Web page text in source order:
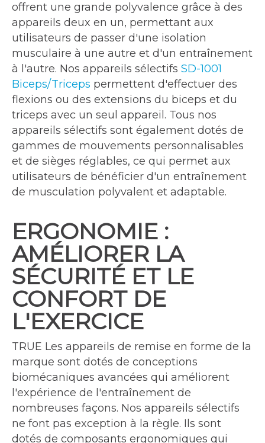
offrent une grande polyvalence grâce à des
appareils deux en un, permettant aux
utilisateurs de passer d'une isolation
musculaire à une autre et d'un entraînement
à l'autre. Nos appareils sélectifs SD-1001
Biceps/Triceps permettent d'effectuer des
flexions ou des extensions du biceps et du
triceps avec un seul appareil. Tous nos
appareils sélectifs sont également dotés de
gammes de mouvements personnalisables
et de sièges réglables, ce qui permet aux
utilisateurs de bénéficier d'un entraînement
de musculation polyvalent et adaptable.
ERGONOMIE :
AMÉLIORER LA
SÉCURITÉ ET LE
CONFORT DE
L'EXERCICE
TRUE Les appareils de remise en forme de la
marque sont dotés de conceptions
biomécaniques avancées qui améliorent
l'expérience de l'entraînement de
nombreuses façons. Nos appareils sélectifs
ne font pas exception à la règle. Ils sont
dotés de composants ergonomiques qui